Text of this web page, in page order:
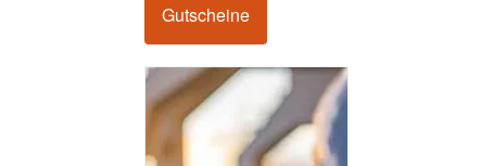
Gutscheine